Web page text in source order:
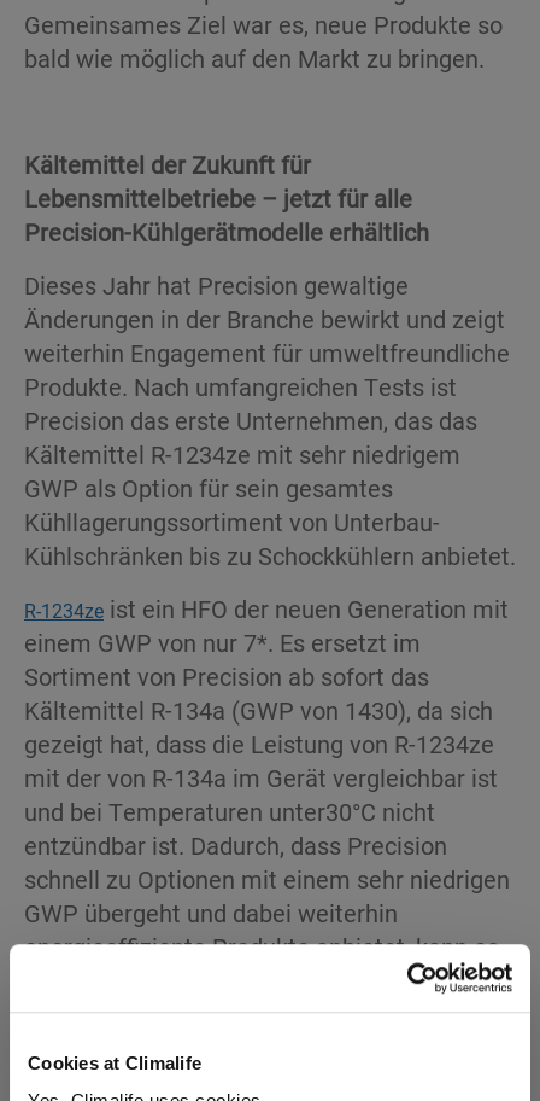
Cookies at Climalife
Gemeinsames Ziel war es, neue Produkte so
bald wie möglich auf den Markt zu bringen.
Kältemittel der Zukunft für
Lebensmittelbetriebe – jetzt für alle
Precision-Kühlgerätmodelle erhältlich
Dieses Jahr hat Precision gewaltige
Änderungen in der Branche bewirkt und zeigt
weiterhin Engagement für umweltfreundliche
Produkte. Nach umfangreichen Tests ist
Precision das erste Unternehmen, das das
Kältemittel R-1234ze mit sehr niedrigem
GWP als Option für sein gesamtes
Kühllagerungssortiment von Unterbau-
Kühlschränken bis zu Schockkühlern anbietet.
R-1234ze ist ein HFO der neuen Generation mit
einem GWP von nur 7*. Es ersetzt im
Sortiment von Precision ab sofort das
Kältemittel R-134a (GWP von 1430), da sich
gezeigt hat, dass die Leistung von R-1234ze
mit der von R-134a im Gerät vergleichbar ist
und bei Temperaturen unter30°C nicht
entzündbar ist. Dadurch, dass Precision
schnell zu Optionen mit einem sehr niedrigen
GWP übergeht und dabei weiterhin
energieeffiziente Produkte anbietet, kann es
mit einem Kältemittel mit einem GWP von
unter 150 alle zukünftigen
Umweltanforderungen erfüllen.